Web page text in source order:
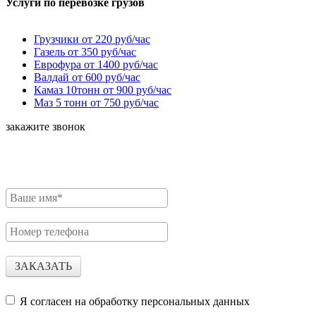
Услуги по перевозке грузов
Грузчики от 220 руб/час
Газель от 350 руб/час
Еврофура от 1400 руб/час
Валдай от 600 руб/час
Камаз 10тонн от 900 руб/час
Маз 5 тонн от 750 руб/час
закажите звонок
ЗАКАЗАТЬ
Я согласен на обработку персональных данных